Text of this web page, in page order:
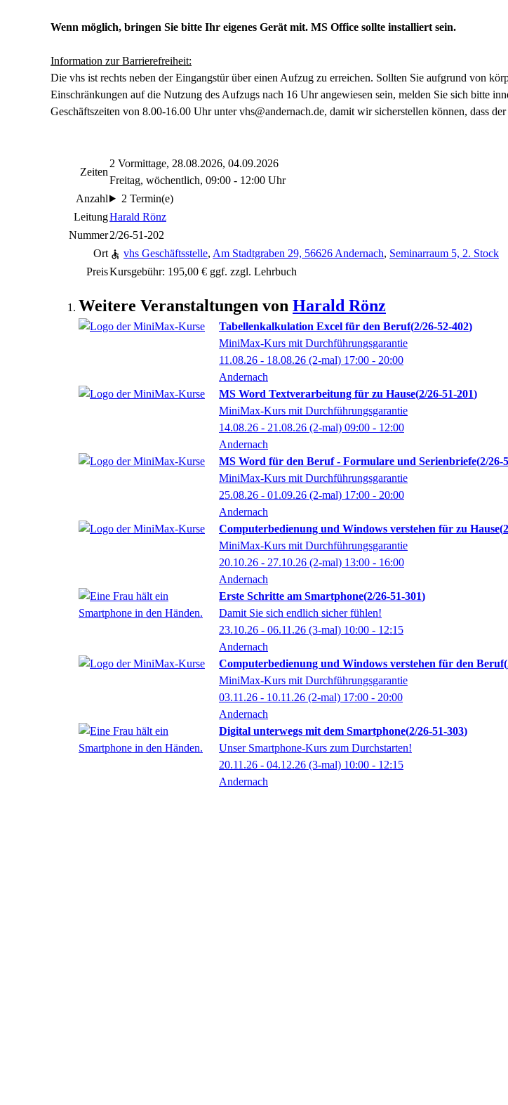
Wenn möglich, bringen Sie bitte Ihr eigenes Gerät mit. MS Office sollte installiert sein.
Information zur Barrierefreiheit:
Die vhs ist rechts neben der Eingangstür über einen Aufzug zu erreichen. Sollten Sie aufgrund von
Einschränkungen auf die Nutzung des Aufzugs nach 16 Uhr angewiesen sein, melden Sie sich bitte
Geschäftszeiten von 8.00-16.00 Uhr unter vhs@andernach.de, damit wir sicherstellen können, dass
Zeiten
2 Vormittage, 28.08.2026, 04.09.2026
Freitag, wöchentlich, 09:00 - 12:00 Uhr
Anzahl
2 Termin(e)
LeitungHarald Rönz
Nummer2/26-51-202
Ort
vhs Geschäftsstelle, Am Stadtgraben 29, 56626 Andernach, Seminarraum 5, 2. Stock
PreisKursgebühr: 195,00 € ggf. zzgl. Lehrbuch
Weitere Veranstaltungen von Harald Rönz
Tabellenkalkulation Excel für den Beruf 2/26-52-402
MiniMax-Kurs mit Durchführungsgarantie
11.08.26 - 18.08.26 (2-mal) 17:00 - 20:00
Andernach
MS Word Textverarbeitung für zu Hause 2/26-51-201
MiniMax-Kurs mit Durchführungsgarantie
14.08.26 - 21.08.26 (2-mal) 09:00 - 12:00
Andernach
MS Word für den Beruf - Formulare und Serienbriefe 2/26-
MiniMax-Kurs mit Durchführungsgarantie
25.08.26 - 01.09.26 (2-mal) 17:00 - 20:00
Andernach
Computerbedienung und Windows verstehen für zu Hause
MiniMax-Kurs mit Durchführungsgarantie
20.10.26 - 27.10.26 (2-mal) 13:00 - 16:00
Andernach
Erste Schritte am Smartphone 2/26-51-301
Damit Sie sich endlich sicher fühlen!
23.10.26 - 06.11.26 (3-mal) 10:00 - 12:15
Andernach
Computerbedienung und Windows verstehen für den Beruf
MiniMax-Kurs mit Durchführungsgarantie
03.11.26 - 10.11.26 (2-mal) 17:00 - 20:00
Andernach
Digital unterwegs mit dem Smartphone 2/26-51-303
Unser Smartphone-Kurs zum Durchstarten!
20.11.26 - 04.12.26 (3-mal) 10:00 - 12:15
Andernach